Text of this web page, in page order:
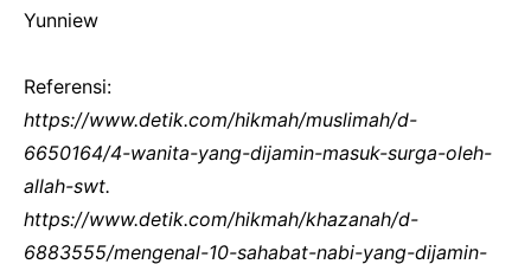
Yunniew
Referensi:
https://www.detik.com/hikmah/muslimah/d-
6650164/4-wanita-yang-dijamin-masuk-surga-oleh-
allah-swt.
https://www.detik.com/hikmah/khazanah/d-
6883555/mengenal-10-sahabat-nabi-yang-dijamin-